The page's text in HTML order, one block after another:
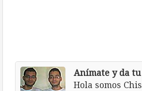
Anímate y da
Hola somos